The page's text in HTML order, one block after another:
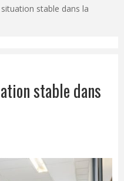
stable dans la
stable dans